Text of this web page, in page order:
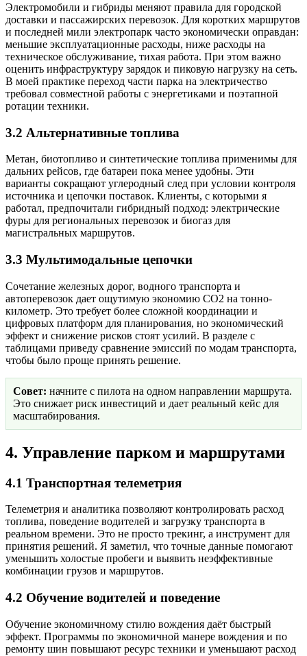
Электромобили и гибриды меняют правила для городской
доставки и пассажирских перевозок. Для коротких маршрутов
и последней мили электропарк часто экономически оправдан:
меньшие эксплуатационные расходы, ниже расходы на
техническое обслуживание, тихая работа. При этом важно
оценить инфраструктуру зарядок и пиковую нагрузку на сеть.
В моей практике переход части парка на электричество
требовал совместной работы с энергетиками и поэтапной
ротации техники.
3.2 Альтернативные топлива
Метан, биотопливо и синтетические топлива применимы для
дальних рейсов, где батареи пока менее удобны. Эти
варианты сокращают углеродный след при условии контроля
источника и цепочки поставок. Клиенты, с которыми я
работал, предпочитали гибридный подход: электрические
фуры для региональных перевозок и биогаз для
магистральных маршрутов.
3.3 Мультимодальные цепочки
Сочетание железных дорог, водного транспорта и
автоперевозок дает ощутимую экономию CO2 на тонно-
километр. Это требует более сложной координации и
цифровых платформ для планирования, но экономический
эффект и снижение рисков стоят усилий. В разделе с
таблицами приведу сравнение эмиссий по модам транспорта,
чтобы было проще принять решение.
Совет: начните с пилота на одном направлении маршрута.
Это снижает риск инвестиций и дает реальный кейс для
масштабирования.
4. Управление парком и маршрутами
4.1 Транспортная телеметрия
Телеметрия и аналитика позволяют контролировать расход
топлива, поведение водителей и загрузку транспорта в
реальном времени. Это не просто трекинг, а инструмент для
принятия решений. Я заметил, что точные данные помогают
уменьшить холостые пробеги и выявить неэффективные
комбинации грузов и маршрутов.
4.2 Обучение водителей и поведение
Обучение экономичному стилю вождения даёт быстрый
эффект. Программы по экономичной манере вождения и по
ремонту шин повышают ресурс техники и уменьшают расход